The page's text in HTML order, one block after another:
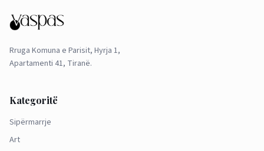
Rruga Komuna e Parisit, Hyrja 1,
Apartamenti 41, Tiranë.
Kategoritë
Sipërmarrje
Art